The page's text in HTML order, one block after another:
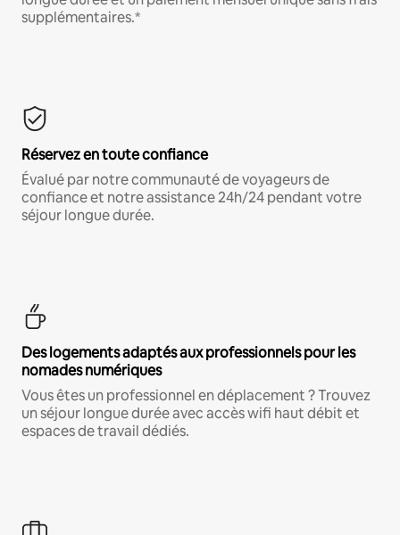
supplémentaires.*
Réservez en toute confiance
Évalué par notre communauté de voyageurs de
confiance et notre assistance 24h/24 pendant votre
séjour longue durée.
Des logements adaptés aux professionnels pour les
nomades numériques
Vous êtes un professionnel en déplacement ? Trouvez
un séjour longue durée avec accès wifi haut débit et
espaces de travail dédiés.